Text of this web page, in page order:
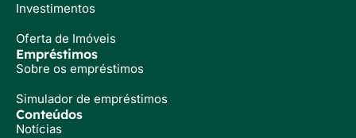
Investimentos
Oferta de Imóveis
Empréstimos
Sobre os empréstimos
Simulador de empréstimos
Conteúdos
Notícias